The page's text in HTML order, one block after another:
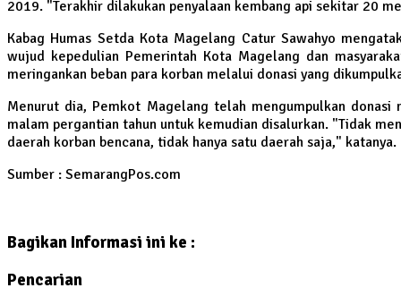
2019. "Terakhir dilakukan penyalaan kembang api sekitar 20
Kabag Humas Setda Kota Magelang Catur Sawahyo
wujud kepedulian Pemerintah Kota Magelang dan
meringankan beban para korban melalui donasi yang
Menurut dia, Pemkot Magelang telah mengumpulkan
malam pergantian tahun untuk kemudian disalurkan. "Tidak
daerah korban bencana, tidak hanya satu daerah saja," katanya.
Sumber : SemarangPos.com
Bagikan Informasi ini ke :
Pencarian